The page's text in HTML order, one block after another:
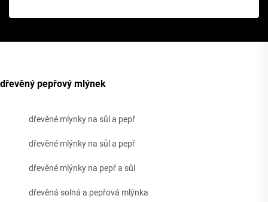
dřevěný pepřový mlýnek
dřevěné mlynky na sůl a pepř
dřevěné mlýnky na sůl a pepř
dřevěné mlýnky na pepř a sůl
dřevěná solná a pepřová mlýnka